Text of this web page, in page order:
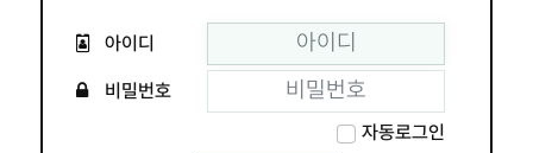
아이디
비밀번호
자동로그인